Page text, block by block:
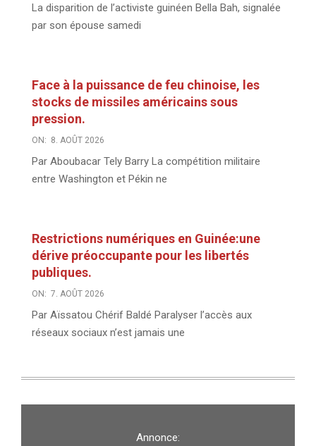
La disparition de l’activiste guinéen Bella Bah, signalée
par son épouse samedi
Face à la puissance de feu chinoise, les
stocks de missiles américains sous
pression.
ON: 8. AOÛT 2026
Par Aboubacar Tely Barry La compétition militaire
entre Washington et Pékin ne
Restrictions numériques en Guinée:une
dérive préoccupante pour les libertés
publiques.
ON: 7. AOÛT 2026
Par Aïssatou Chérif Baldé Paralyser l’accès aux
réseaux sociaux n’est jamais une
Annonce: